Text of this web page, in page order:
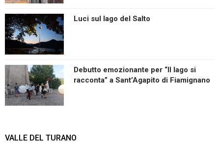
Luci sul lago del Salto
Debutto emozionante per “Il lago si
racconta” a Sant’Agapito di Fiamignano
VALLE DEL TURANO